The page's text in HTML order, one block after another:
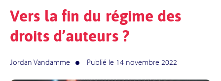
Vers la fin du régime des
droits d’auteurs ?
Jordan Vandamme Publié le 14 novembre 2022